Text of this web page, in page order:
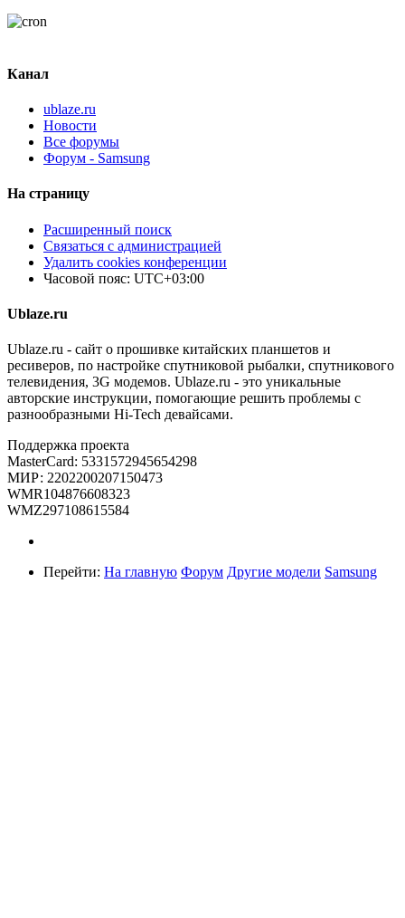
Канал
ublaze.ru
Новости
Все форумы
Форум - Samsung
На страницу
Расширенный поиск
Связаться с администрацией
Удалить cookies конференции
Часовой пояс: UTC+03:00
Ublaze.ru
Ublaze.ru - сайт о прошивке китайских планшетов и
ресиверов, по настройке спутниковой рыбалки, спутникового
телевидения, 3G модемов. Ublaze.ru - это уникальные
авторские инструкции, помогающие решить проблемы с
разнообразными Hi-Tech девайсами.
Поддержка проекта
MasterCard: 5331572945654298
МИР: 2202200207150473
WMR104876608323
WMZ297108615584
Перейти: На главную Форум Другие модели Samsung